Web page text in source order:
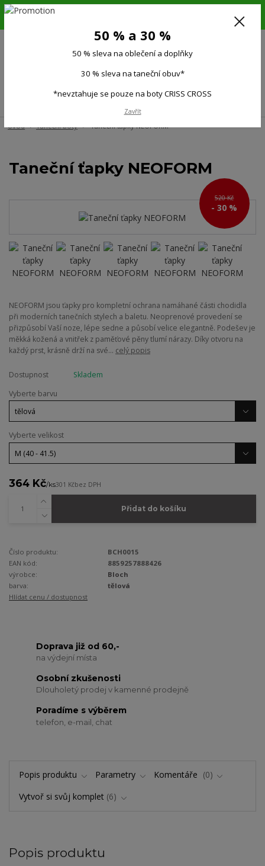
6.-16.8.26. DOVOLENÁ !!! 50 % SLEVA na všechno oblečení a doplňky !!!
(Po-Pá 9:00-15.00)
Úvod Taneční boty Taneční ťapky NEOFORM
Taneční ťapky NEOFORM
520 Kč
- 30 %
NEOFORM jsou ťapky pro kompletní ochrana namáhané části chodidla
při moderních tanečních stylech a baletu. Neoprenové provedení se
přizpůsobí Vaší noze, lépe sedne a působí velice elegantně. Podešev je
měkká kožená a vnitřek z paměťové pěny tlumí nárazy. Díky otvoru na
každý prst, krásně drží na své... celý popis
Dostupnost
Skladem
Vyberte barvu
Vyberte velikost
364 Kč/ks301 Kčbez DPH
Přidat do košíku
Číslo produktu:
BCH0015
EAN kód:
8859257888426
výrobce:
Bloch
barva:
tělová
Hlídat cenu / dostupnost
Doprava již od 60,-
na výdejní místa
Osobní zkušenosti
Dlouholetý prodej v kamenné prodejně
Poradíme s výběrem
telefon, e-mail, chat
Popis produktu Parametry Komentáře
0
Vytvoř si svůj komplet 6
Popis produktu
50 % a 30 %
50 % sleva na oblečení a doplňky
30 % sleva na taneční obuv*
*nevztahuje se pouze na boty CRISS CROSS
Zavřít